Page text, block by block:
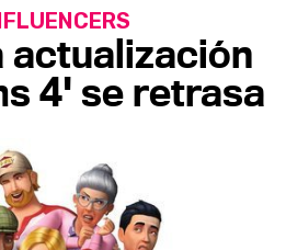
actualización
4' se retrasa